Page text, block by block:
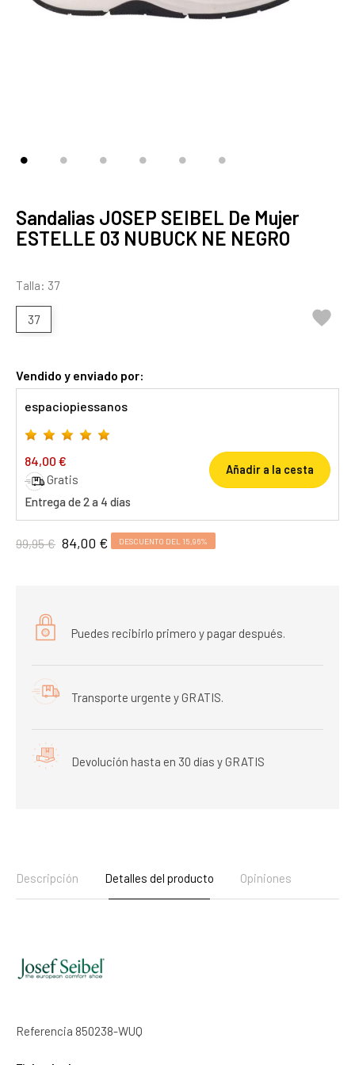
Sandalias JOSEP SEIBEL De Mujer
ESTELLE 03 NUBUCK NE NEGRO
Talla: 37
37 
Vendido y enviado por:
espaciopiessanos
84,00 €
Gratis
Entrega de 2 a 4 días
Añadir a la cesta
99,95 € 84,00 € DESCUENTO DEL 15,96%
Puedes recibirlo primero y pagar después.
Transporte urgente y GRATIS.
Devolución hasta en 30 días y GRATIS
Descripción Detalles del producto Opiniones
Referencia 850238-WUQ